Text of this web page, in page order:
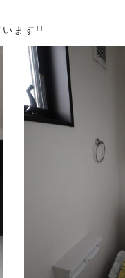
います!!